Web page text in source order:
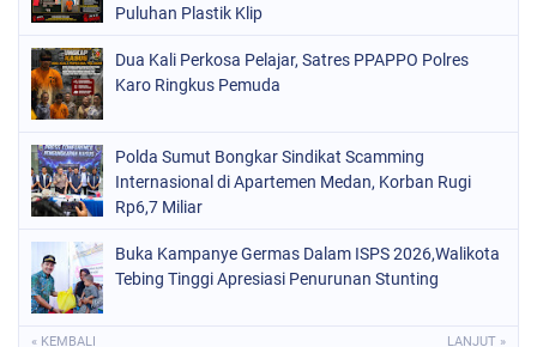
Puluhan Plastik Klip
Dua Kali Perkosa Pelajar, Satres PPAPPO Polres
Karo Ringkus Pemuda
Polda Sumut Bongkar Sindikat Scamming
Internasional di Apartemen Medan, Korban Rugi
Rp6,7 Miliar
Buka Kampanye Germas Dalam ISPS 2026,Walikota
Tebing Tinggi Apresiasi Penurunan Stunting
« KEMBALI LANJUT »